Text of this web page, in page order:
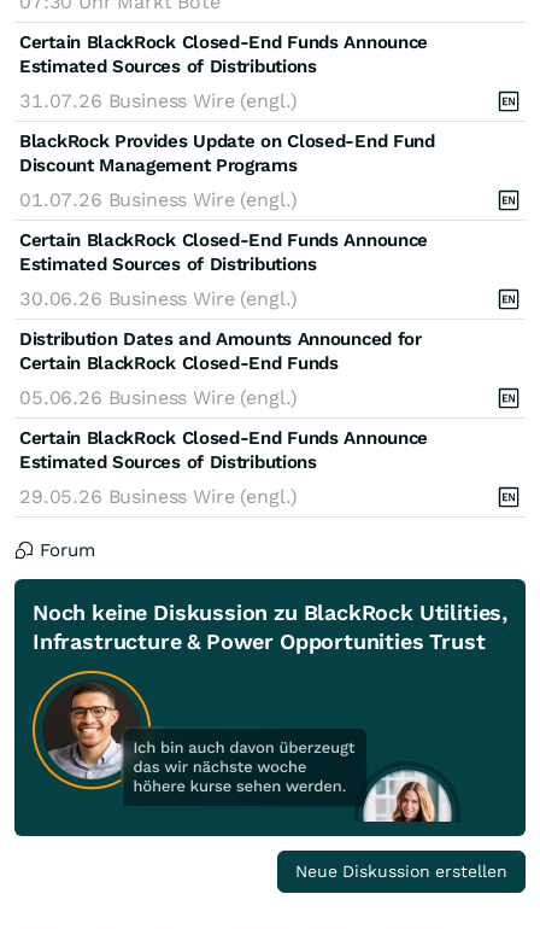
Certain BlackRock Closed-End Funds Announce
Estimated Sources of Distributions
31.07.26 Business Wire (engl.)
BlackRock Provides Update on Closed-End Fund
Discount Management Programs
01.07.26 Business Wire (engl.)
Certain BlackRock Closed-End Funds Announce
Estimated Sources of Distributions
30.06.26 Business Wire (engl.)
Distribution Dates and Amounts Announced for
Certain BlackRock Closed-End Funds
05.06.26 Business Wire (engl.)
Certain BlackRock Closed-End Funds Announce
Estimated Sources of Distributions
29.05.26 Business Wire (engl.)
Forum
Noch keine Diskussion zu BlackRock Utilities,
Infrastructure & Power Opportunities Trust
Neue Diskussion erstellen